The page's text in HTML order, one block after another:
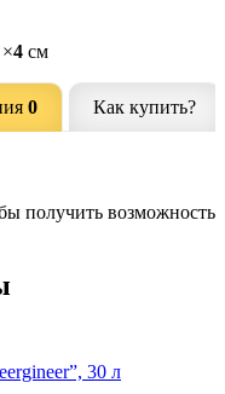
×4 см
0 Как купить?
получить возможность
30 л